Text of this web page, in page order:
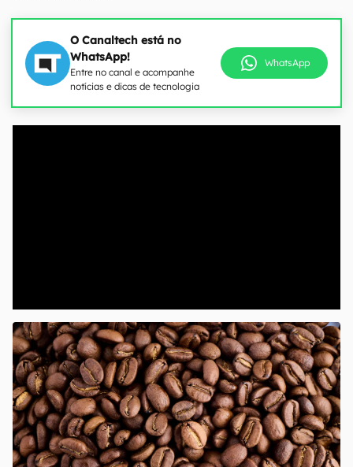
O Canaltech está no
WhatsApp!
Entre no canal e acompanhe
notícias e dicas de tecnologia
WhatsApp